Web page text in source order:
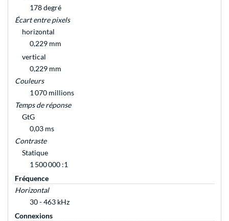
178 degré
Écart entre pixels
horizontal
0,229 mm
vertical
0,229 mm
Couleurs
1 070 millions
Temps de réponse
GtG
0,03 ms
Contraste
Statique
1 500 000 :1
Fréquence
Horizontal
30 - 463 kHz
Connexions